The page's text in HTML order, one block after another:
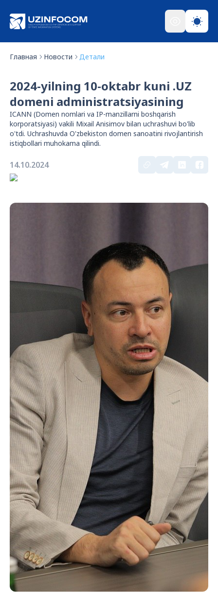
Главная Новости Детали
2024-yilning 10-oktabr kuni .UZ
domeni administratsiyasining
ICANN (Domen nomlari va IP-manzillarni boshqarish
korporatsiyasi) vakili Mixail Anisimov bilan uchrashuvi bo'lib
o'tdi. Uchrashuvda O'zbekiston domen sanoatini rivojlantirish
istiqbollari muhokama qilindi.
14.10.2024